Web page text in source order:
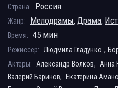
Страна: Россия
Жанр: Мелодрамы, Драма,
Время: 45 мин
Режиссер: Людмила Гладунко ,
Актеры:
Александр Волков, Анна
Валерий Баринов,
Екатерина